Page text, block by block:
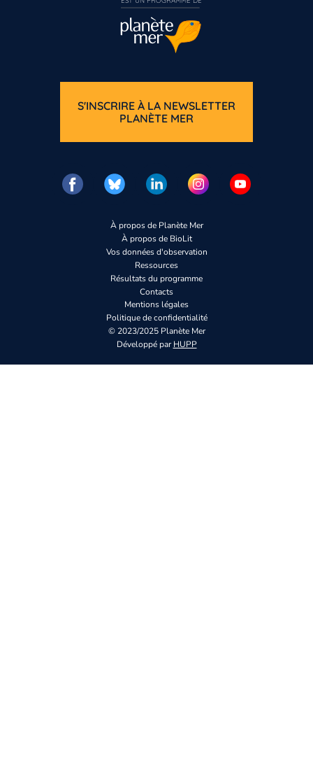
À propos de Planète Mer
À propos de BioLit
Vos données d'observation
Ressources
Résultats du programme
Contacts
Mentions légales
Politique de confidentialité
© 2023/2025 Planète Mer
Développé parHUPP
S'INSCRIRE À LA NEWSLETTER
PLANÈTE MER